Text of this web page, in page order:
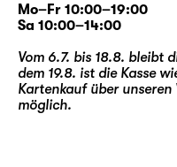
Mo–Fr 10:00–19:00
Sa 10:00–14:00
Vom 6.7. bis 18.8. bleibt
dem 19.8. ist die Kasse
Kartenkauf über unseren
möglich.